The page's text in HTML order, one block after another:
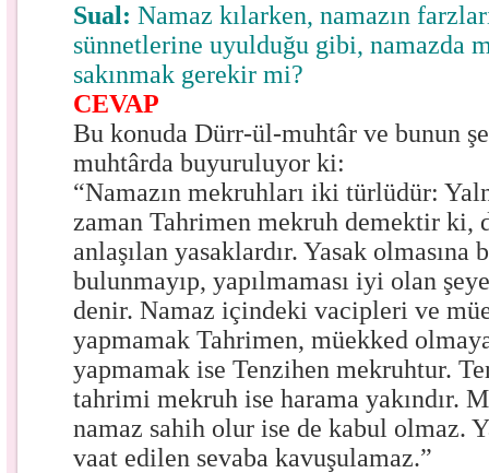
Sual: Namaz kılarken, namazın
sünnetlerine uyulduğu gibi, namazda
sakınmak gerekir mi?
CEVAP
Bu konuda Dürr-ül-muhtâr ve bunun
muhtârda buyuruluyor ki:
“Namazın mekruhları iki türlüdür:
zaman Tahrimen mekruh demektir ki,
anlaşılan yasaklardır. Yasak olmasına
bulunmayıp, yapılmaması iyi olan
denir. Namaz içindeki vacipleri ve
yapmamak Tahrimen, müekked
yapmamak ise Tenzihen mekruhtur.
tahrimi mekruh ise harama yakındır.
namaz sahih olur ise de kabul olmaz.
vaat edilen sevaba kavuşulamaz.”